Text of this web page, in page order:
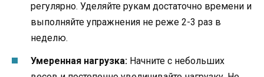
регулярно. Уделяйте рукам достаточно времени и
выполняйте упражнения не реже 2-3 раз в
неделю.
Умеренная нагрузка: Начните с небольших